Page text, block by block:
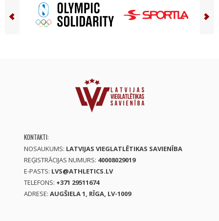
KONTAKTI:
NOSAUKUMS: LATVIJAS VIEGLATLĒTIKAS SAVIENĪBA
REĢISTRĀCIJAS NUMURS: 40008029019
E-PASTS: LVS@ATHLETICS.LV
TELEFONS: +371 29511674
ADRESE: AUGŠIELA 1, RĪGA, LV-1009